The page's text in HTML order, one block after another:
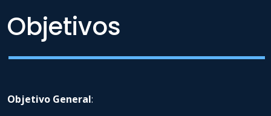
Objetivo General:
Objetivos